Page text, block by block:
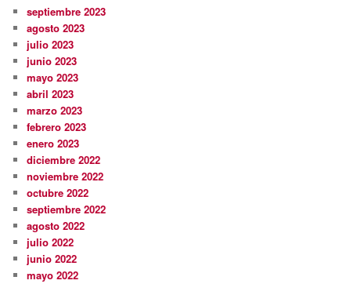
septiembre 2023
agosto 2023
julio 2023
junio 2023
mayo 2023
abril 2023
marzo 2023
febrero 2023
enero 2023
diciembre 2022
noviembre 2022
octubre 2022
septiembre 2022
agosto 2022
julio 2022
junio 2022
mayo 2022